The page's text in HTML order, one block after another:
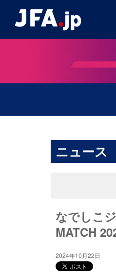
ニュース
なでしこ
MATCH
2024年10月22日